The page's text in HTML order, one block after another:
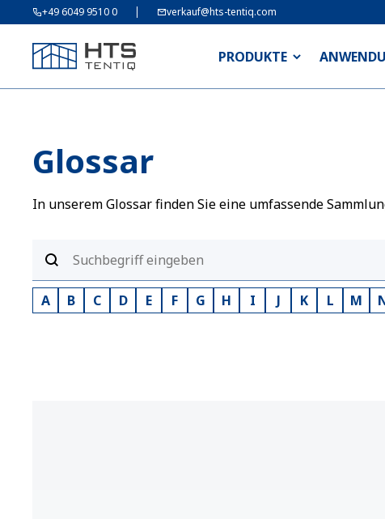
+49 6049 9510 0 verkauf@hts-tentiq.com
PRODUKTE
Glossar
In unserem Glossar finden Sie eine umfassende
A B C D E F G H I J K L M